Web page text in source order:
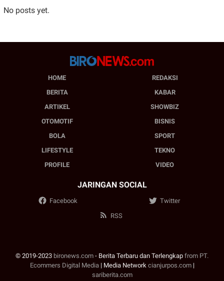
No posts yet.
HOME
REDAKSI
BERITA
KABAR
ARTIKEL
SHOWBIZ
OTOMOTIF
BISNIS
BOLA
SPORT
LIFESTYLE
TEKNO
PROFILE
VIDEO
JARINGAN SOCIAL
Facebook
Twitter
RSS
© 2019-2023 bironews.com - Berita Terbaru dan Terlengkap from PT.
Ecommers Digital Media | Media Network cianjurpos.com|
sariberita.com